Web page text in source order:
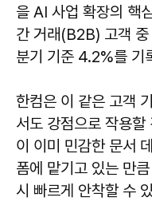
을 AI 사업 확장의 핵
간 거래(B2B) 고객
분기 기준 4.2%를 기
한컴은 이 같은 고객
서도 강점으로 작용
이 이미 민감한 문서
폼에 맡기고 있는 만
시 빠르게 안착할 수